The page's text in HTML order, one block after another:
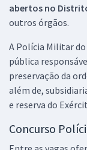
abertos no
outros órgãos.
A Polícia Militar
pública
preservação da
além de,
e reserva do
Concurso